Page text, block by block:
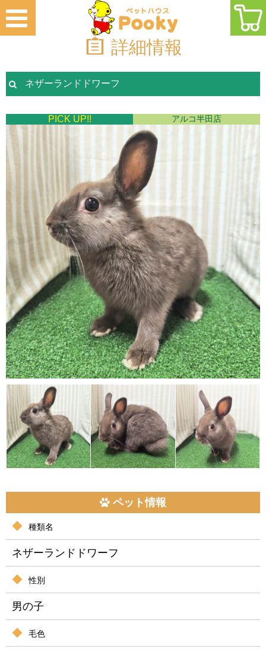
詳細情報
ネザーランドドワーフ
PICK UP!! アルコ半田店
ペット情報
種類名
ネザーランドドワーフ
性別
男の子
毛色